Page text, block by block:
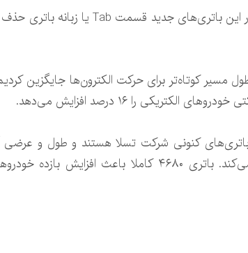
مسیر کوتاه‌تر برای حرکت الکترون‌ها جایگزین